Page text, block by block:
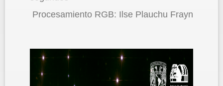
Procesamiento RGB: Ilse Plauchu Frayn